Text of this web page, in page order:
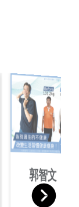
郭智文
瘦了
葉沛傑
瘦了